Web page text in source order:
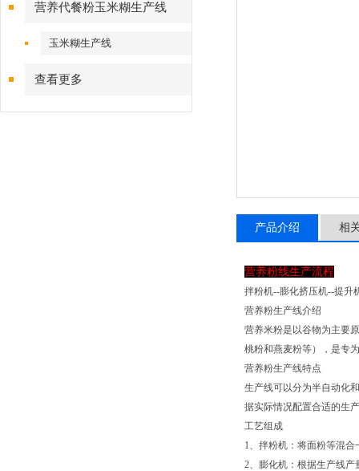
营养代餐粉玉米糊生产线
玉米糊生产线
查看更多
产品介绍 相
营养粉线生产流程
拌粉机--膨化挤压机--提升
营养粉生产线介绍
营养米粉是以谷物为主要
桃粉和燕麦粉等），是专
营养粉生产线特点
生产线可以分为半自动化
据实际情况配置合适的生
工艺组成
1、拌粉机：将面粉等混
2、膨化机：根据生产线产